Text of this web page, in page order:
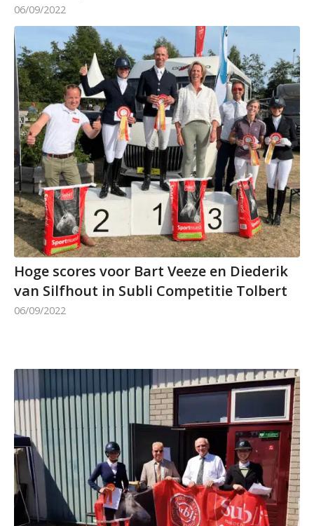
06/09/2022
Hoge scores voor Bart Veeze en Diederik
van Silfhout in Subli Competitie Tolbert
06/09/2022